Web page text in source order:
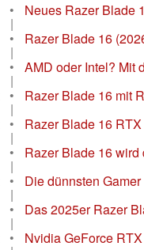
• Neues Razer Blade
|
• Razer Blade 16
|
• AMD oder Intel? Mit
|
• Razer Blade 16 mit
|
• Razer Blade 16
|
• Razer Blade 16
|
• Die dünnsten
|
• Das 2025er Razer
|
• Nvidia GeForce